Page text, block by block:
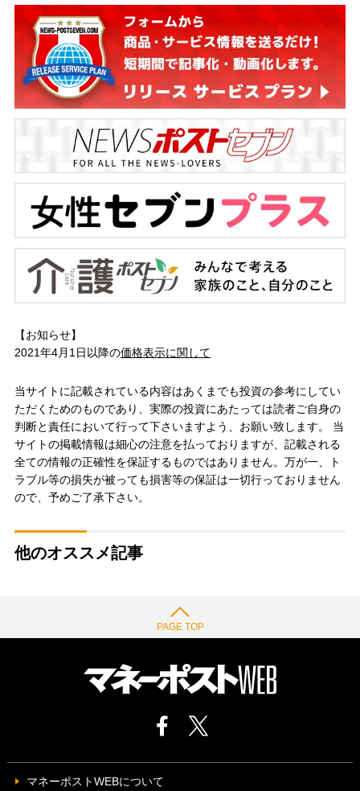
【お知らせ】
2021年4月1日以降の価格表示に関して
当サイトに記載されている内容はあくまでも投資の参考にしてい
ただくためのものであり、実際の投資にあたっては読者ご自身の
判断と責任において行って下さいますよう、お願い致します。 当
サイトの掲載情報は細心の注意を払っておりますが、記載される
全ての情報の正確性を保証するものではありません。万が一、ト
ラブル等の損失が被っても損害等の保証は一切行っておりません
ので、予めご了承下さい。
他のオススメ記事
PAGE TOP
マネーポストWEBについて